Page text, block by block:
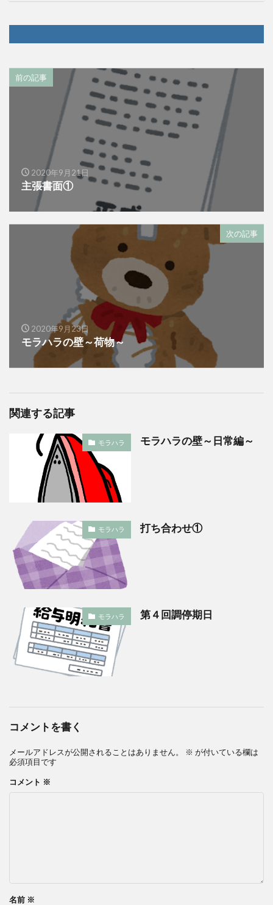
前の記事
2020年9月21日
主張書面①
次の記事
2020年9月23日
モラハラの壁～荷物～
関連する記事
モラハラ モラハラの壁～日常編～
モラハラ 打ち合わせ①
モラハラ 第４回調停期日
コメントを書く
メールアドレスが公開されることはありません。 ※ が付いている欄は
必須項目です
コメント ※
名前 ※